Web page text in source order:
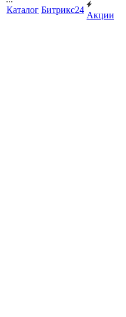
Каталог Битрикс24
Акции